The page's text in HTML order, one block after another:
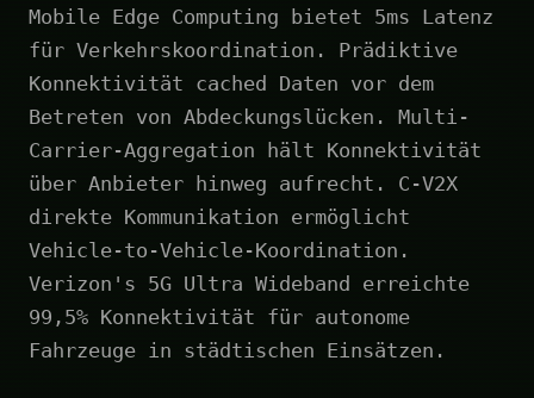
Mobile Edge Computing bietet 5ms Latenz
für Verkehrskoordination. Prädiktive
Konnektivität cached Daten vor dem
Betreten von Abdeckungslücken. Multi-
Carrier-Aggregation hält Konnektivität
über Anbieter hinweg aufrecht. C-V2X
direkte Kommunikation ermöglicht
Vehicle-to-Vehicle-Koordination.
Verizon's 5G Ultra Wideband erreichte
99,5% Konnektivität für autonome
Fahrzeuge in städtischen Einsätzen.